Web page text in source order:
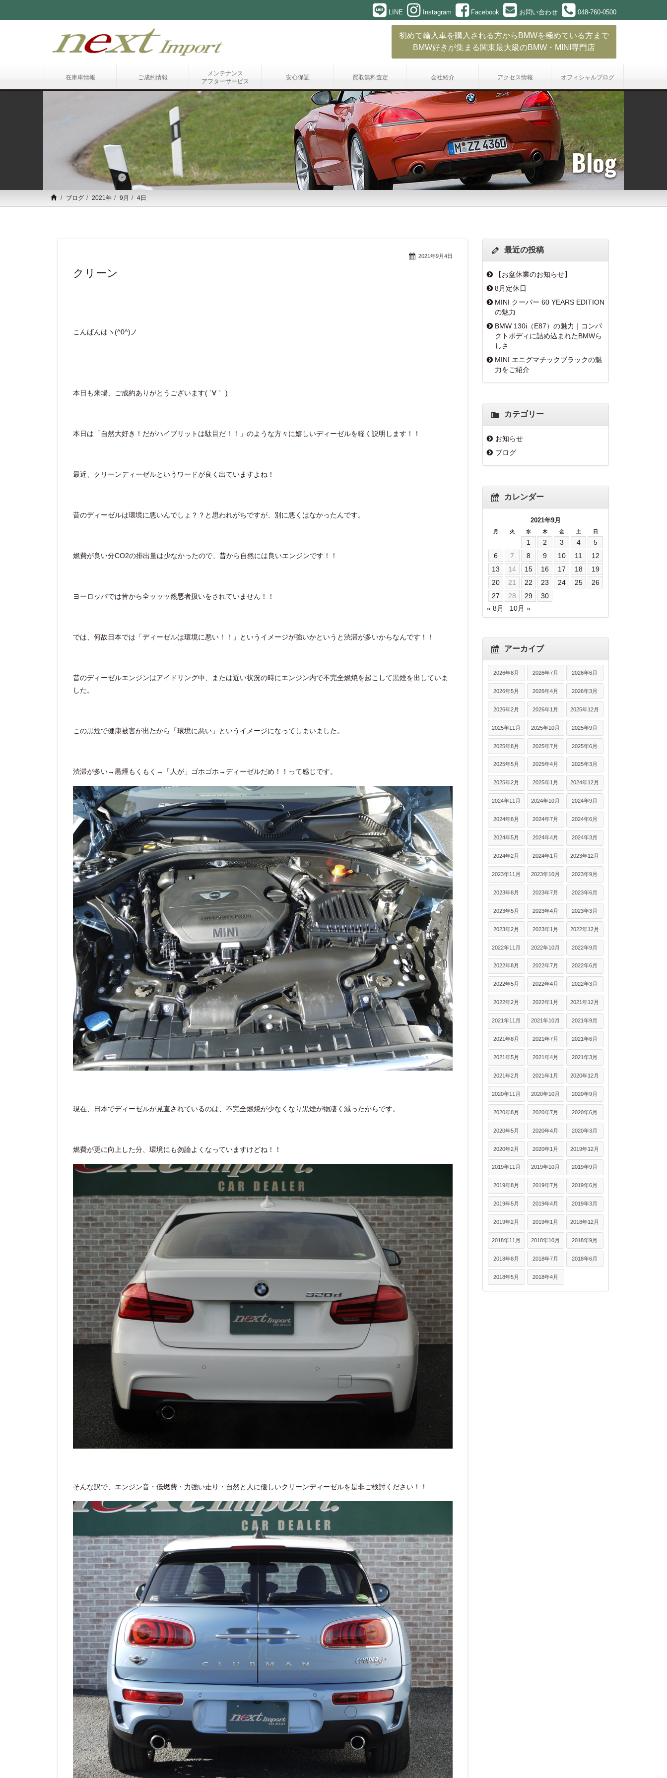
LINE Instagram Facebook お問い合わせ 048-760-0500
初めて輸入車を購入される方からBMWを極めている方まで
BMW好きが集まる関東最大級のBMW・MINI専門店
在庫車情報 ご成約情報
メンテナンス
アフターサービス
安心保証 買取無料査定 会社紹介 アクセス情報 オフィシャルブログ
Blog
ブログ 2021年 9月 4日
2021年9月4日
クリーン
こんばんはヽ(^0^)ノ
本日も来場、ご成約ありがとうございます( ´∀｀ )
本日は「自然大好き！だがハイブリットは駄目だ！！」のような方々に嬉しいディーゼルを軽く説明します！！
最近、クリーンディーゼルというワードが良く出ていますよね！
昔のディーゼルは環境に悪いんでしょ？？と思われがちですが、別に悪くはなかったんです。
燃費が良い分CO2の排出量は少なかったので、昔から自然には良いエンジンです！！
ヨーロッパでは昔から全ッッッ然悪者扱いをされていません！！
では、何故日本では「ディーゼルは環境に悪い！！」というイメージが強いかというと渋滞が多いからなんです！！
昔のディーゼルエンジンはアイドリング中、または近い状況の時にエンジン内で不完全燃焼を起こして黒煙を出していま
した。
この黒煙で健康被害が出たから「環境に悪い」というイメージになってしまいました。
渋滞が多い→黒煙もくもく→「人が」ゴホゴホ→ディーゼルだめ！！って感じです。
現在、日本でディーゼルが見直されているのは、不完全燃焼が少なくなり黒煙が物凄く減ったからです。
燃費が更に向上した分、環境にも勿論よくなっていますけどね！！
そんな訳で、エンジン音・低燃費・力強い走り・自然と人に優しいクリーンディーゼルを是非ご検討ください！！
最近の投稿
【お盆休業のお知らせ】
8月定休日
MINI クーパー 60 YEARS EDITION
の魅力
BMW 130i（E87）の魅力｜コンパ
クトボディに詰め込まれたBMWら
しさ
MINI エニグマチックブラックの魅
力をご紹介
カテゴリー
お知らせ
ブログ
カレンダー
2021年9月
月 火 水 木 金 土 日
1 2 3 4
5
6
7 8 9 10 11
12
13
14 15 16 17 18
19
20
21 22 23 24 25
26
27
28 29
30
« 8月
10月 »
アーカイブ
2026年8月 2026年7月 2026年6月
2026年5月 2026年4月 2026年3月
2026年2月 2026年1月 2025年12月
2025年11月 2025年10月 2025年9月
2025年8月 2025年7月 2025年6月
2025年5月 2025年4月 2025年3月
2025年2月 2025年1月 2024年12月
2024年11月 2024年10月 2024年9月
2024年8月 2024年7月 2024年6月
2024年5月 2024年4月 2024年3月
2024年2月 2024年1月 2023年12月
2023年11月 2023年10月 2023年9月
2023年8月 2023年7月 2023年6月
2023年5月 2023年4月 2023年3月
2023年2月 2023年1月 2022年12月
2022年11月 2022年10月 2022年9月
2022年8月 2022年7月 2022年6月
2022年5月 2022年4月 2022年3月
2022年2月 2022年1月 2021年12月
2021年11月 2021年10月 2021年9月
2021年8月 2021年7月 2021年6月
2021年5月 2021年4月 2021年3月
2021年2月 2021年1月 2020年12月
2020年11月 2020年10月 2020年9月
2020年8月 2020年7月 2020年6月
2020年5月 2020年4月 2020年3月
2020年2月 2020年1月 2019年12月
2019年11月 2019年10月 2019年9月
2019年8月 2019年7月 2019年6月
2019年5月 2019年4月 2019年3月
2019年2月 2019年1月 2018年12月
2018年11月 2018年10月 2018年9月
2018年8月 2018年7月 2018年6月
2018年5月 2018年4月